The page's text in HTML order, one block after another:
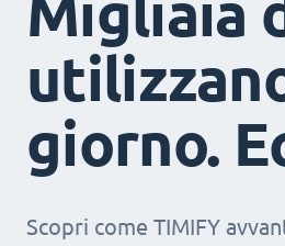
giorno.
Scopri come TIMIFY